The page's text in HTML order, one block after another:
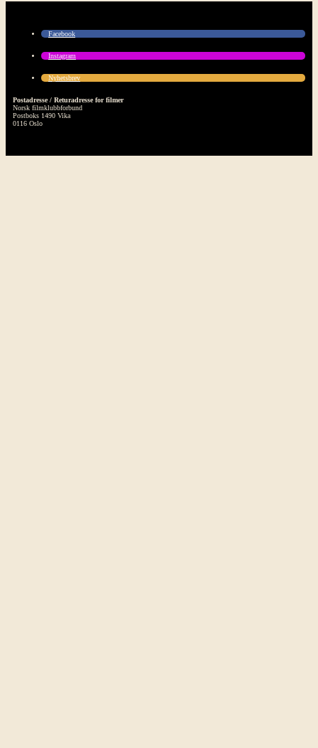
Facebook
Instagram
Nyhetsbrev
Postadresse / Returadresse for filmer
Norsk filmklubbforbund
Postboks 1490 Vika
0116 Oslo